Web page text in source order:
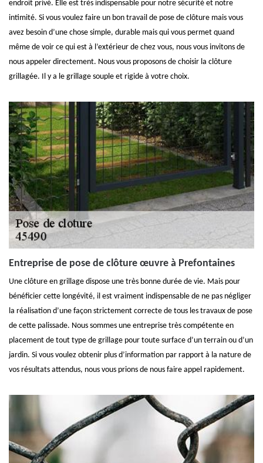
endroit privé. Elle est très indispensable pour notre sécurité et notre
intimité. Si vous voulez faire un bon travail de pose de clôture mais vous
avez besoin d’une chose simple, durable mais qui vous permet quand
même de voir ce qui est à l’extérieur de chez vous, nous vous invitons de
nous appeler directement. Nous vous proposons de choisir la clôture
grillagée. Il y a le grillage souple et rigide à votre choix.
Entreprise de pose de clôture œuvre à Prefontaines
Une clôture en grillage dispose une très bonne durée de vie. Mais pour
bénéficier cette longévité, il est vraiment indispensable de ne pas négliger
la réalisation d’une façon strictement correcte de tous les travaux de pose
de cette palissade. Nous sommes une entreprise très compétente en
placement de tout type de grillage pour toute surface d’un terrain ou d’un
jardin. Si vous voulez obtenir plus d’information par rapport à la nature de
vos résultats attendus, nous vous prions de nous faire appel rapidement.